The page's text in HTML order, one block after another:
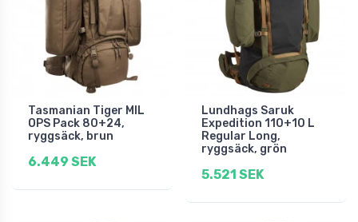
Tasmanian Tiger MIL
OPS Pack 80+24,
ryggsäck, brun
6.449 SEK
Lundhags Saruk
Expedition 110+10 L
Regular Long,
ryggsäck, grön
5.521 SEK